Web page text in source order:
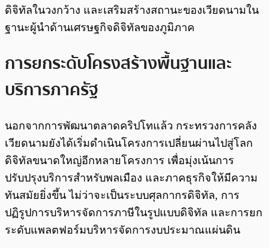
ดิจิทัลในวงกว้าง และเสริมสร้างสถานะของเวียดนามใน
ฐานะผู้นำด้านเศรษฐกิจดิจิทัลของภูมิภาค
การยกระดับโครงสร้างพื้นฐานและ
บริการภาครัฐ
นอกจากการพัฒนาตลาดคริปโทแล้ว กระทรวงการคลัง
เวียดนามยังได้เริ่มดำเนินโครงการเปลี่ยนผ่านไปสู่โลก
ดิจิทัลขนาดใหญ่อีกหลายโครงการ เพื่อมุ่งเน้นการ
ปรับปรุงบริการสำหรับพลเมือง และภาคธุรกิจให้มีความ
ทันสมัยยิ่งขึ้น ไม่ว่าจะเป็นระบบศุลกากรดิจิทัล, การ
ปฏิรูปการบริหารจัดการภาษีในรูปแบบดิจิทัล และการยก
ระดับแพลตฟอร์มบริหารจัดการงบประมาณแผ่นดิน